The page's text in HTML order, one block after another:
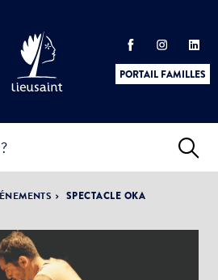
PORTAIL FAMILLES
&
ACTUALITÉS &
ÉVÈNEMENTS
SPECTACLE OKA